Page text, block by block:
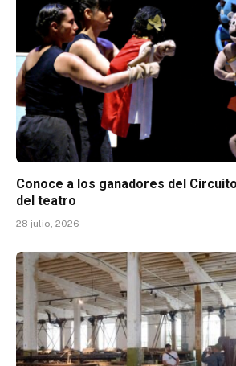
Conoce a los ganadores del
del teatro
28 julio, 2026